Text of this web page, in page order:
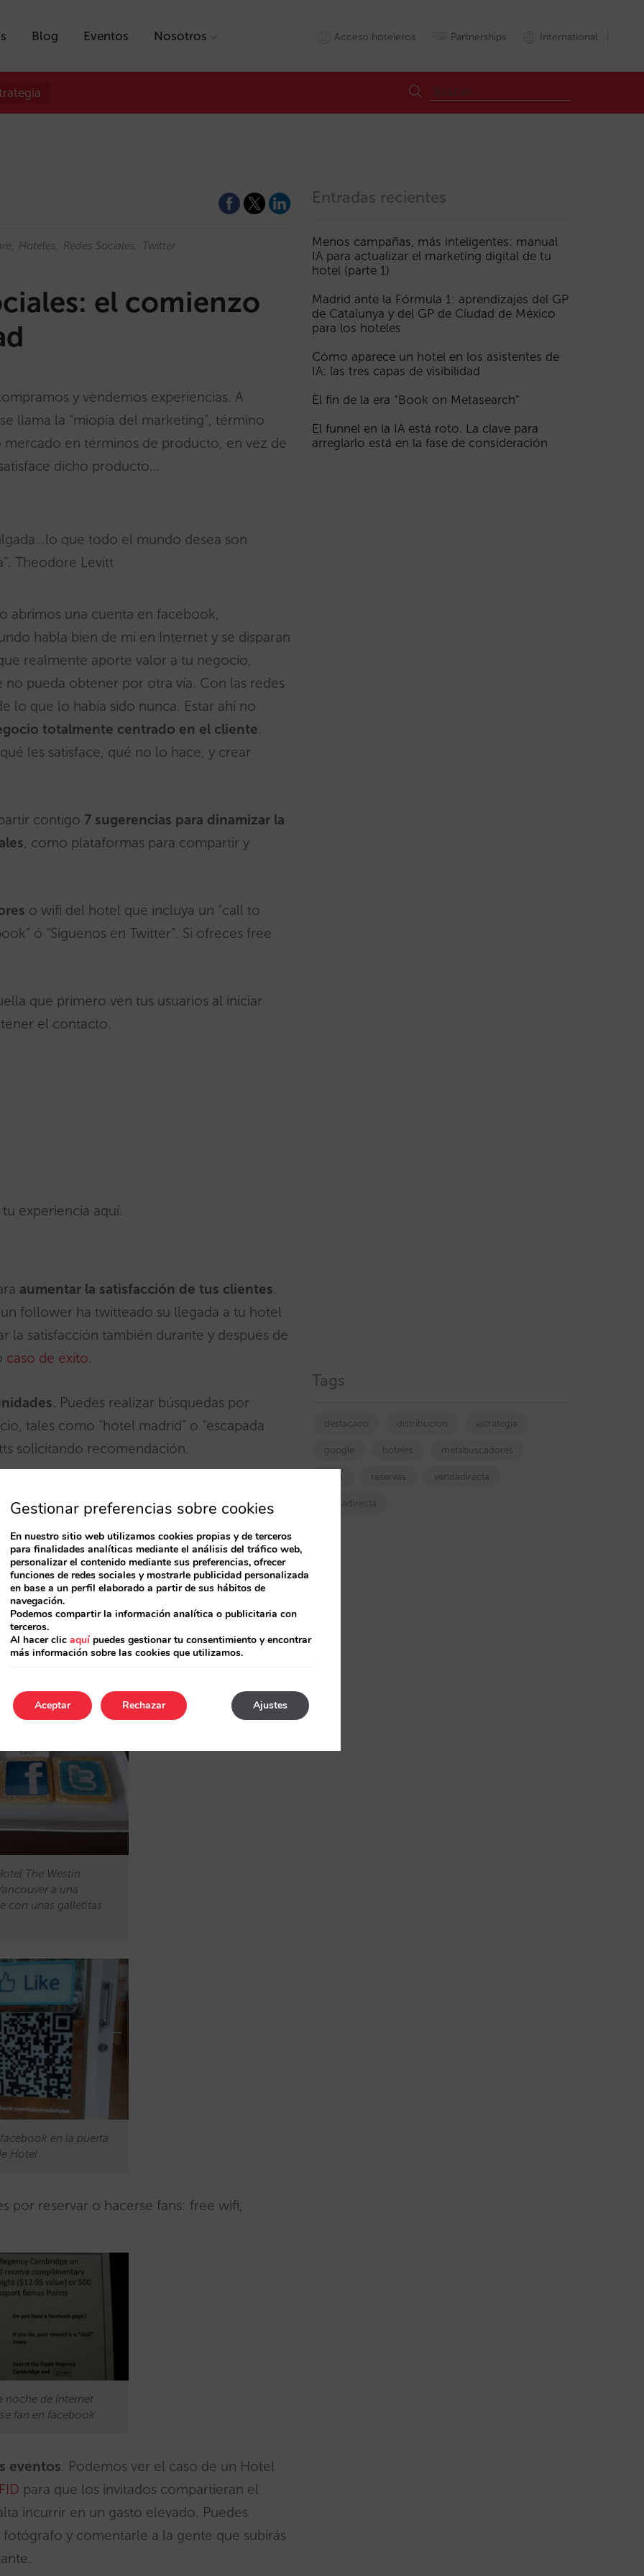
Blog Eventos Nosotros Acceso hoteleros Partnerships International
Hoteles Redes Sociales Twitter
el comienzo
y vendemos experiencias. A
llama la “miopía del marketing”, término
en términos de producto, en vez de
dicho producto…
que todo el mundo desea son
Theodore Levitt
abrimos una cuenta en facebook,
habla bien de mi en Internet y se disparan
realmente aporte valor a tu negocio,
pueda obtener por otra vía. Con las redes
lo que lo había sido nunca. Estar ahí no
totalmente centrado en el cliente.
les satisface, qué no lo hace, y crear
contigo 7 sugerencias para dinamizar la
, como plataformas para compartir y
o wifi del hotel que incluya un “call to
ó “Síguenos en Twitter”. Si ofreces free
que primero ven tus usuarios al iniciar
el contacto.
experiencia aquí.
aumentar la satisfacción de tus clientes.
follower ha twitteado su llegada a tu hotel
la satisfacción también durante y después de
caso de éxito.
. Puedes realizar búsquedas por
tales como “hotel madrid” o “escapada
solicitando recomendación.
hotel decente y céntrico en
a
tus redes sociales fuera del
promocional, la carta de tu restaurante, u
The Westin
a una
con unas galletitas
en la puerta
Hotel
por reservar o hacerse fans: free wifi,
noche de Internet
fan en facebook
eventos. Podemos ver el caso de un Hotel
para que los invitados compartieran el
incurrir en un gasto elevado. Puedes
y comentarle a la gente que subirás
Entradas recientes
Menos campañas, más inteligentes: manual
IA para actualizar el marketing digital de tu
hotel (parte 1)
Madrid ante la Fórmula 1: aprendizajes del GP
de Catalunya y del GP de Ciudad de México
para los hoteles
Cómo aparece un hotel en los asistentes de
IA: las tres capas de visibilidad
El fin de la era “Book on Metasearch”
El funnel en la IA está roto. La clave para
arreglarlo está en la fase de consideración
Tags
destacado distribucion estrategia
google hoteles metabuscadores
OTA reservas vendadirecta
ventadirecta
Gestionar preferencias sobre cookies
En nuestro sitio web utilizamos cookies propias y de terceros
para finalidades analíticas mediante el análisis del tráfico web,
personalizar el contenido mediante sus preferencias, ofrecer
funciones de redes sociales y mostrarle publicidad personalizada
en base a un perfil elaborado a partir de sus hábitos de
navegación.
Podemos compartir la información analítica o publicitaria con
terceros.
Al hacer clic aquípuedes gestionar tu consentimiento y encontrar
más información sobre las cookies que utilizamos.
Aceptar Ajustes
Rechazar